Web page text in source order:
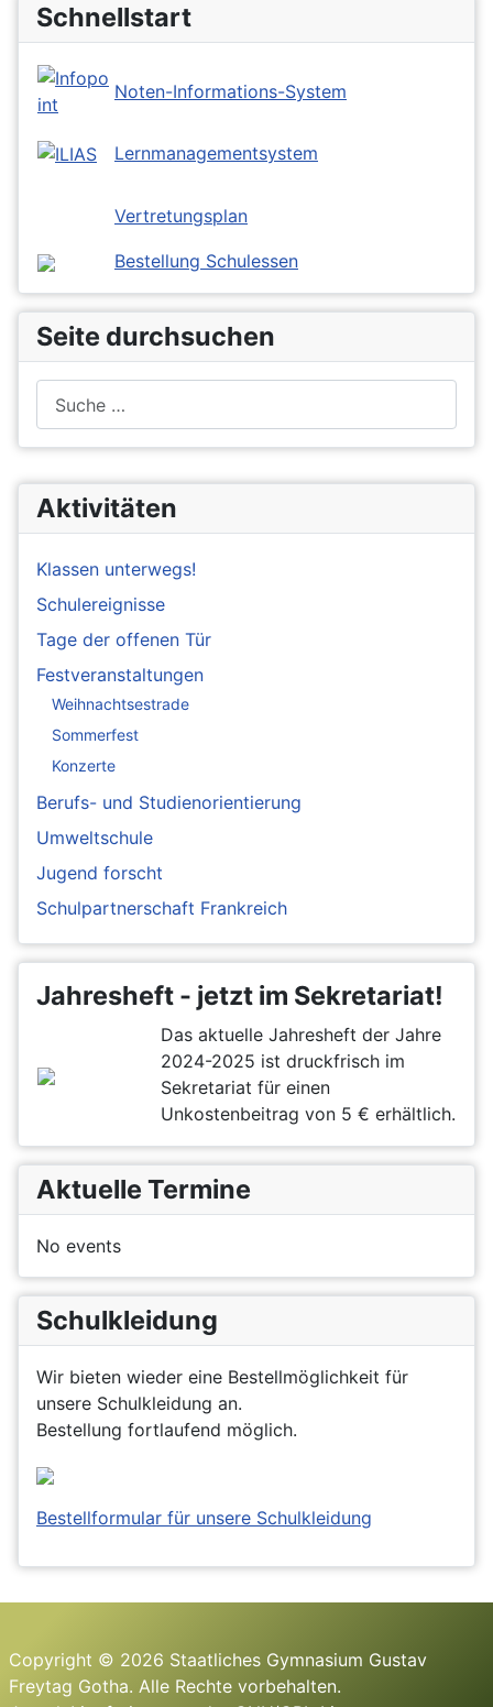
Aktivitäten
Klassen unterwegs!
Schulereignisse
Tage der offenen Tür
Festveranstaltungen
Weihnachtsestrade
Sommerfest
Konzerte
Berufs- und Studienorientierung
Umweltschule
Jugend forscht
Schulpartnerschaft Frankreich
Jahresheft - jetzt im Sekretariat!
Das aktuelle Jahresheft der Jahre
2024-2025 ist druckfrisch im
Sekretariat für einen
Unkostenbeitrag von 5 € erhältlich.
Aktuelle Termine
No events
Schulkleidung
Wir bieten wieder eine Bestellmöglichkeit für
unsere Schulkleidung an.
Bestellung fortlaufend möglich.
Bestellformular für unsere Schulkleidung
Schnellstart
Noten-Informations-System
Lernmanagementsystem
Vertretungsplan
Bestellung Schulessen
Seite durchsuchen
Copyright © 2026 Staatliches Gymnasium Gustav
Freytag Gotha. Alle Rechte vorbehalten.